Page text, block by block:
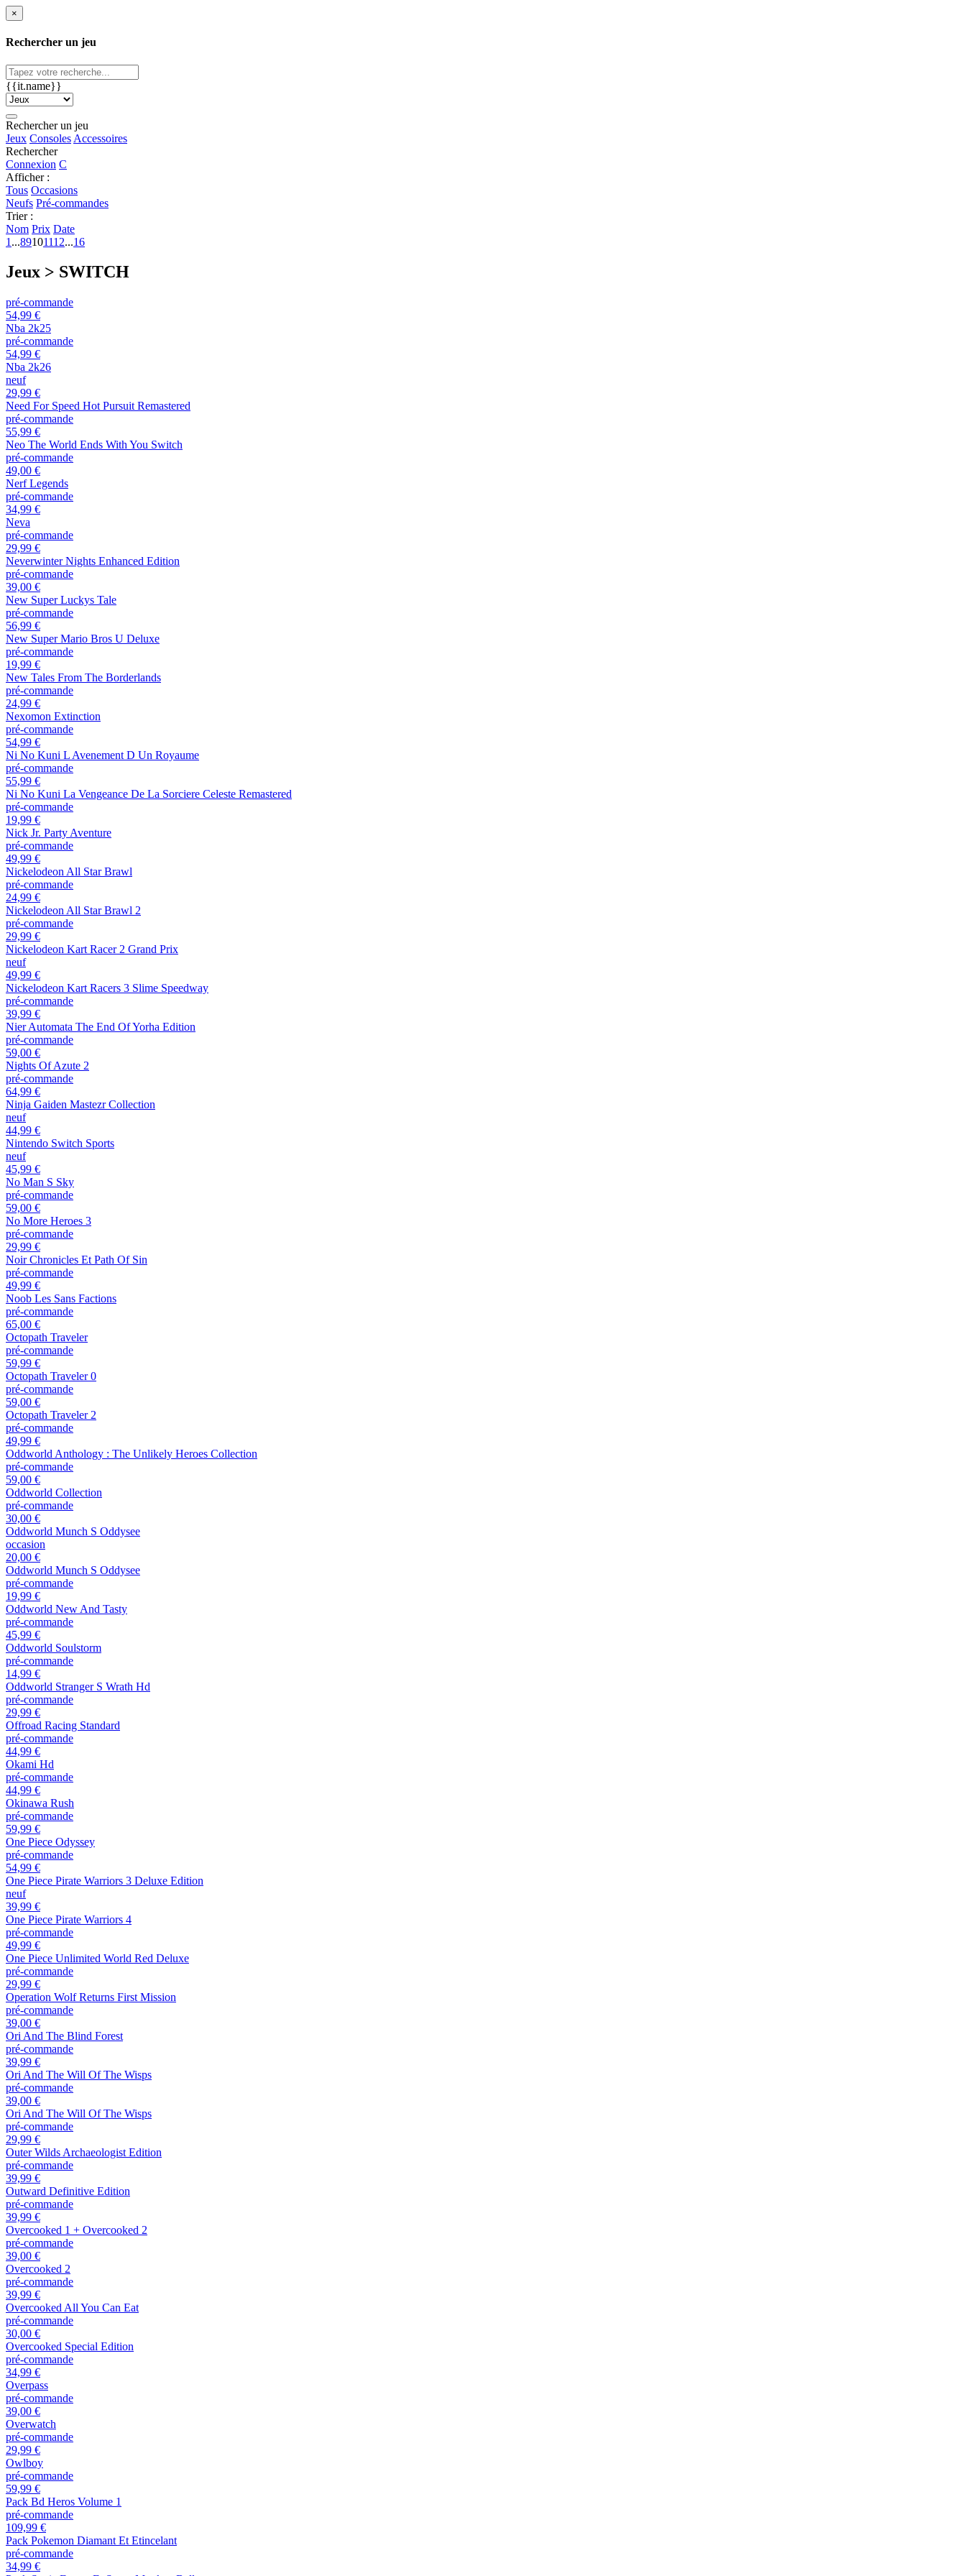
×
Rechercher un jeu
{{it.name}}
Rechercher un jeu
Jeux Consoles Accessoires
Rechercher
Connexion C
Afficher :
Tous Occasions
Neufs Pré-commandes
Trier :
Nom Prix Date
1 ...89101112...16
Jeux > SWITCH
pré-commande
54,99 €
Nba 2k25
pré-commande
54,99 €
Nba 2k26
neuf
29,99 €
Need For Speed Hot Pursuit Remastered
pré-commande
55,99 €
Neo The World Ends With You Switch
pré-commande
49,00 €
Nerf Legends
pré-commande
34,99 €
Neva
pré-commande
29,99 €
Neverwinter Nights Enhanced Edition
pré-commande
39,00 €
New Super Luckys Tale
pré-commande
56,99 €
New Super Mario Bros U Deluxe
pré-commande
19,99 €
New Tales From The Borderlands
pré-commande
24,99 €
Nexomon Extinction
pré-commande
54,99 €
Ni No Kuni L Avenement D Un Royaume
pré-commande
55,99 €
Ni No Kuni La Vengeance De La Sorciere Celeste Remastered
pré-commande
19,99 €
Nick Jr. Party Aventure
pré-commande
49,99 €
Nickelodeon All Star Brawl
pré-commande
24,99 €
Nickelodeon All Star Brawl 2
pré-commande
29,99 €
Nickelodeon Kart Racer 2 Grand Prix
neuf
49,99 €
Nickelodeon Kart Racers 3 Slime Speedway
pré-commande
39,99 €
Nier Automata The End Of Yorha Edition
pré-commande
59,00 €
Nights Of Azute 2
pré-commande
64,99 €
Ninja Gaiden Mastezr Collection
neuf
44,99 €
Nintendo Switch Sports
neuf
45,99 €
No Man S Sky
pré-commande
59,00 €
No More Heroes 3
pré-commande
29,99 €
Noir Chronicles Et Path Of Sin
pré-commande
49,99 €
Noob Les Sans Factions
pré-commande
65,00 €
Octopath Traveler
pré-commande
59,99 €
Octopath Traveler 0
pré-commande
59,00 €
Octopath Traveler 2
pré-commande
49,99 €
Oddworld Anthology : The Unlikely Heroes Collection
pré-commande
59,00 €
Oddworld Collection
pré-commande
30,00 €
Oddworld Munch S Oddysee
occasion
20,00 €
Oddworld Munch S Oddysee
pré-commande
19,99 €
Oddworld New And Tasty
pré-commande
45,99 €
Oddworld Soulstorm
pré-commande
14,99 €
Oddworld Stranger S Wrath Hd
pré-commande
29,99 €
Offroad Racing Standard
pré-commande
44,99 €
Okami Hd
pré-commande
44,99 €
Okinawa Rush
pré-commande
59,99 €
One Piece Odyssey
pré-commande
54,99 €
One Piece Pirate Warriors 3 Deluxe Edition
neuf
39,99 €
One Piece Pirate Warriors 4
pré-commande
49,99 €
One Piece Unlimited World Red Deluxe
pré-commande
29,99 €
Operation Wolf Returns First Mission
pré-commande
39,00 €
Ori And The Blind Forest
pré-commande
39,99 €
Ori And The Will Of The Wisps
pré-commande
39,00 €
Ori And The Will Of The Wisps
pré-commande
29,99 €
Outer Wilds Archaeologist Edition
pré-commande
39,99 €
Outward Definitive Edition
pré-commande
39,99 €
Overcooked 1 + Overcooked 2
pré-commande
39,00 €
Overcooked 2
pré-commande
39,99 €
Overcooked All You Can Eat
pré-commande
30,00 €
Overcooked Special Edition
pré-commande
34,99 €
Overpass
pré-commande
39,00 €
Overwatch
pré-commande
29,99 €
Owlboy
pré-commande
59,99 €
Pack Bd Heros Volume 1
pré-commande
109,99 €
Pack Pokemon Diamant Et Etincelant
pré-commande
34,99 €